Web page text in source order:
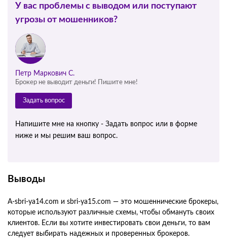
У вас проблемы с выводом или поступают
угрозы от мошенников?
Петр Маркович С.
Брокер не выводит деньги! Пишите мне!
Задать вопрос
Напишите мне на кнопку - Задать вопрос или в форме
ниже и мы решим ваш вопрос.
Выводы
A-sbri-ya14.com и sbri-ya15.com — это мошеннические брокеры,
которые используют различные схемы, чтобы обмануть своих
клиентов. Если вы хотите инвестировать свои деньги, то вам
следует выбирать надежных и проверенных брокеров.